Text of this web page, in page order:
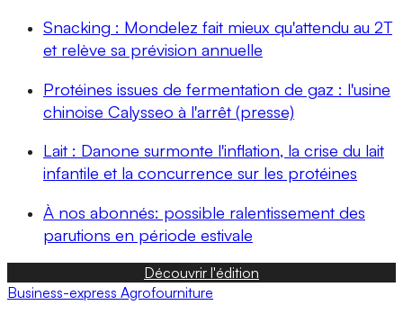
Snacking : Mondelez fait mieux qu'attendu au 2T
et relève sa prévision annuelle
Protéines issues de fermentation de gaz : l'usine
chinoise Calysseo à l'arrêt (presse)
Lait : Danone surmonte l'inflation, la crise du lait
infantile et la concurrence sur les protéines
À nos abonnés: possible ralentissement des
parutions en période estivale
Découvrir l'édition
Business-express Agrofourniture